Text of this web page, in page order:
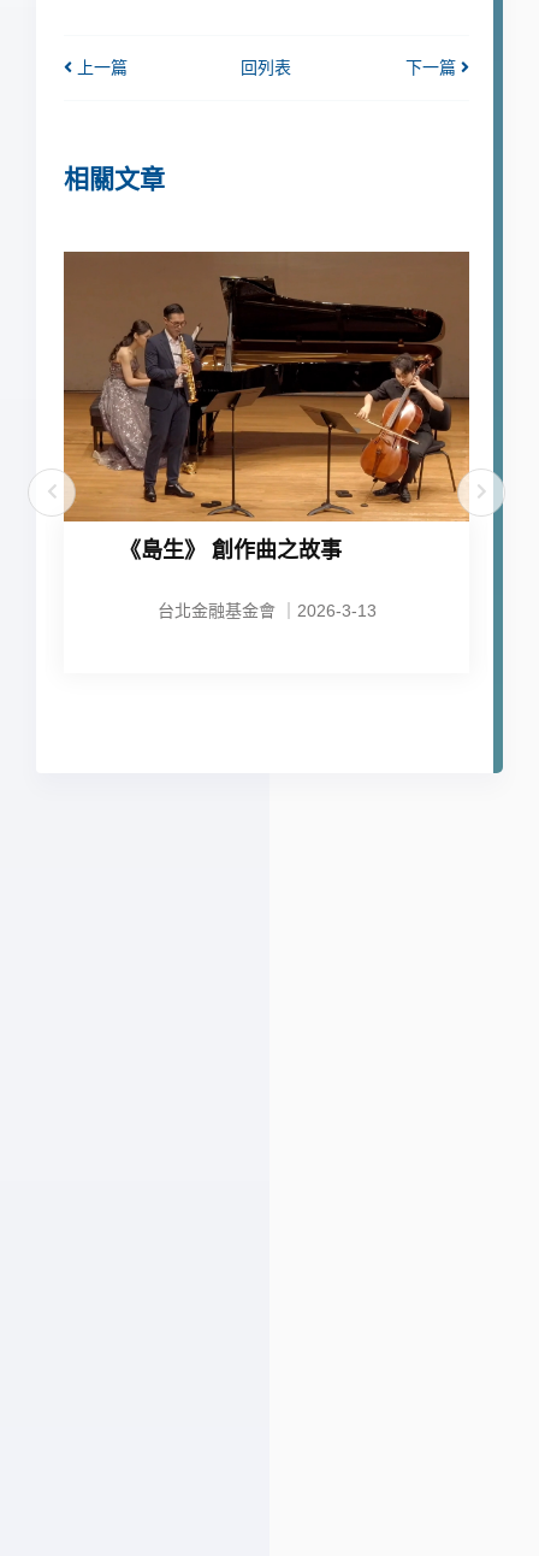
上一篇 回列表 下一篇
相關文章
《島生》 創作曲之故事
台北金融基金會 ｜2026-3-13